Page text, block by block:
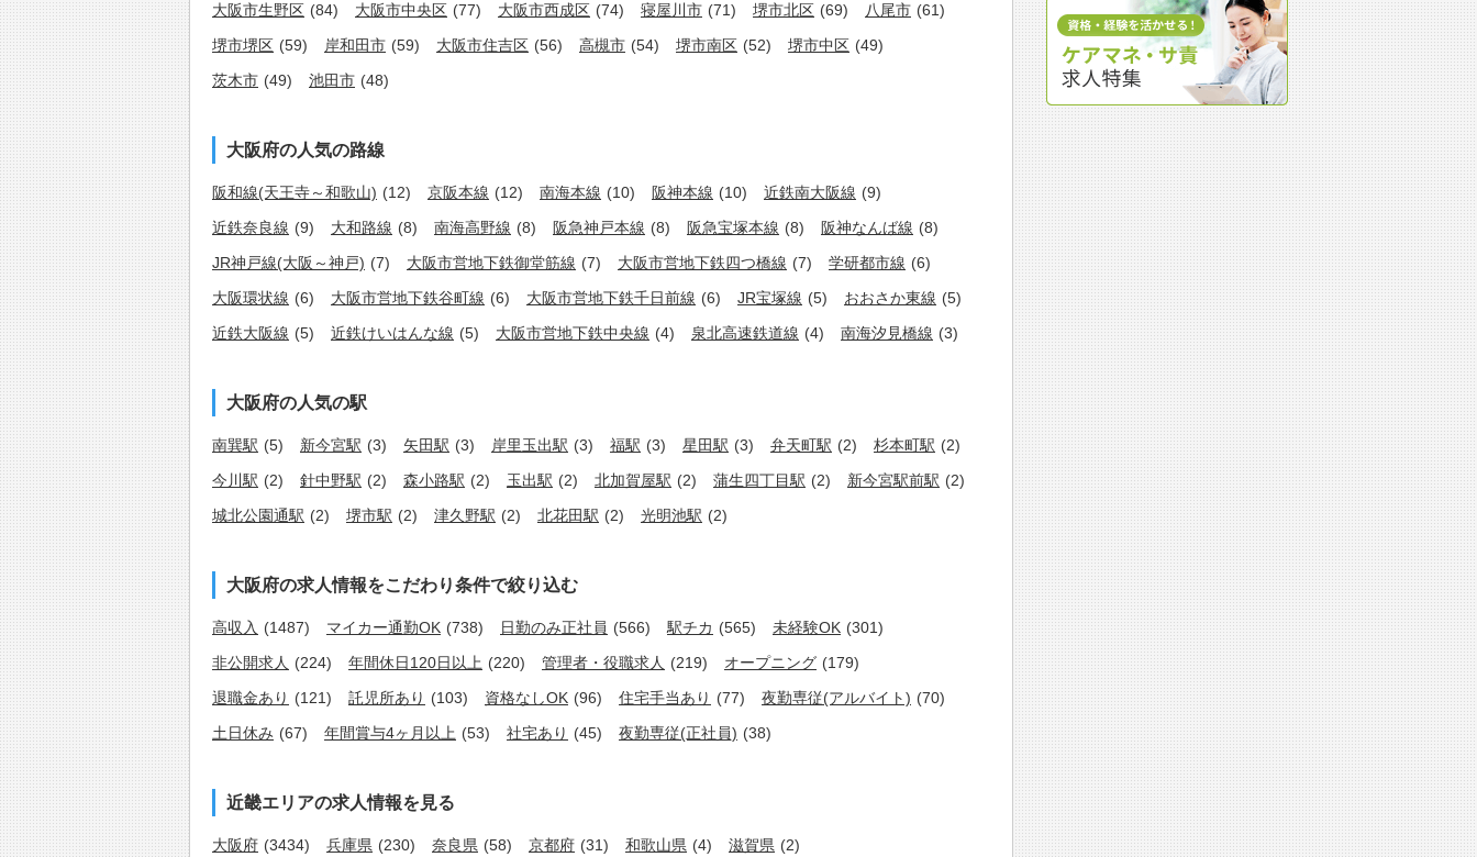
大阪市生野区 (84) 大阪市中央区 (77) 大阪市西成区 (74) 寝屋川市 (71) 堺市北区 (69) 八尾市 (61)
堺市堺区 (59) 岸和田市 (59) 大阪市住吉区 (56) 高槻市 (54) 堺市南区 (52) 堺市中区 (49)
茨木市 (49) 池田市 (48)
大阪府の人気の路線
阪和線(天王寺～和歌山) (12) 京阪本線 (12) 南海本線 (10) 阪神本線 (10) 近鉄南大阪線 (9)
近鉄奈良線 (9) 大和路線 (8) 南海高野線 (8) 阪急神戸本線 (8) 阪急宝塚本線 (8) 阪神なんば線 (8)
JR神戸線(大阪～神戸) (7) 大阪市営地下鉄御堂筋線 (7) 大阪市営地下鉄四つ橋線 (7) 学研都市線 (6)
大阪環状線 (6) 大阪市営地下鉄谷町線 (6) 大阪市営地下鉄千日前線 (6) JR宝塚線 (5) おおさか東線 (5)
近鉄大阪線 (5) 近鉄けいはんな線 (5) 大阪市営地下鉄中央線 (4) 泉北高速鉄道線 (4) 南海汐見橋線 (3)
大阪府の人気の駅
南巽駅 (5) 新今宮駅 (3) 矢田駅 (3) 岸里玉出駅 (3) 福駅 (3) 星田駅 (3) 弁天町駅 (2) 杉本町駅 (2)
今川駅 (2) 針中野駅 (2) 森小路駅 (2) 玉出駅 (2) 北加賀屋駅 (2) 蒲生四丁目駅 (2) 新今宮駅前駅 (2)
城北公園通駅 (2) 堺市駅 (2) 津久野駅 (2) 北花田駅 (2) 光明池駅 (2)
大阪府の求人情報をこだわり条件で絞り込む
高収入 (1487) マイカー通勤OK (738) 日勤のみ正社員 (566) 駅チカ (565) 未経験OK (301)
非公開求人 (224) 年間休日120日以上 (220) 管理者・役職求人 (219) オープニング (179)
退職金あり (121) 託児所あり (103) 資格なしOK (96) 住宅手当あり (77) 夜勤専従(アルバイト) (70)
土日休み (67) 年間賞与4ヶ月以上 (53) 社宅あり (45) 夜勤専従(正社員) (38)
近畿エリアの求人情報を見る
大阪府 (3434) 兵庫県 (230) 奈良県 (58) 京都府 (31) 和歌山県 (4) 滋賀県 (2)